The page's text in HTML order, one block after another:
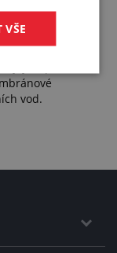
ČOV
jejich povrchu,
vod.
VŠE